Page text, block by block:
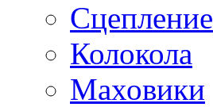
Сцепление
Колокола
Маховики